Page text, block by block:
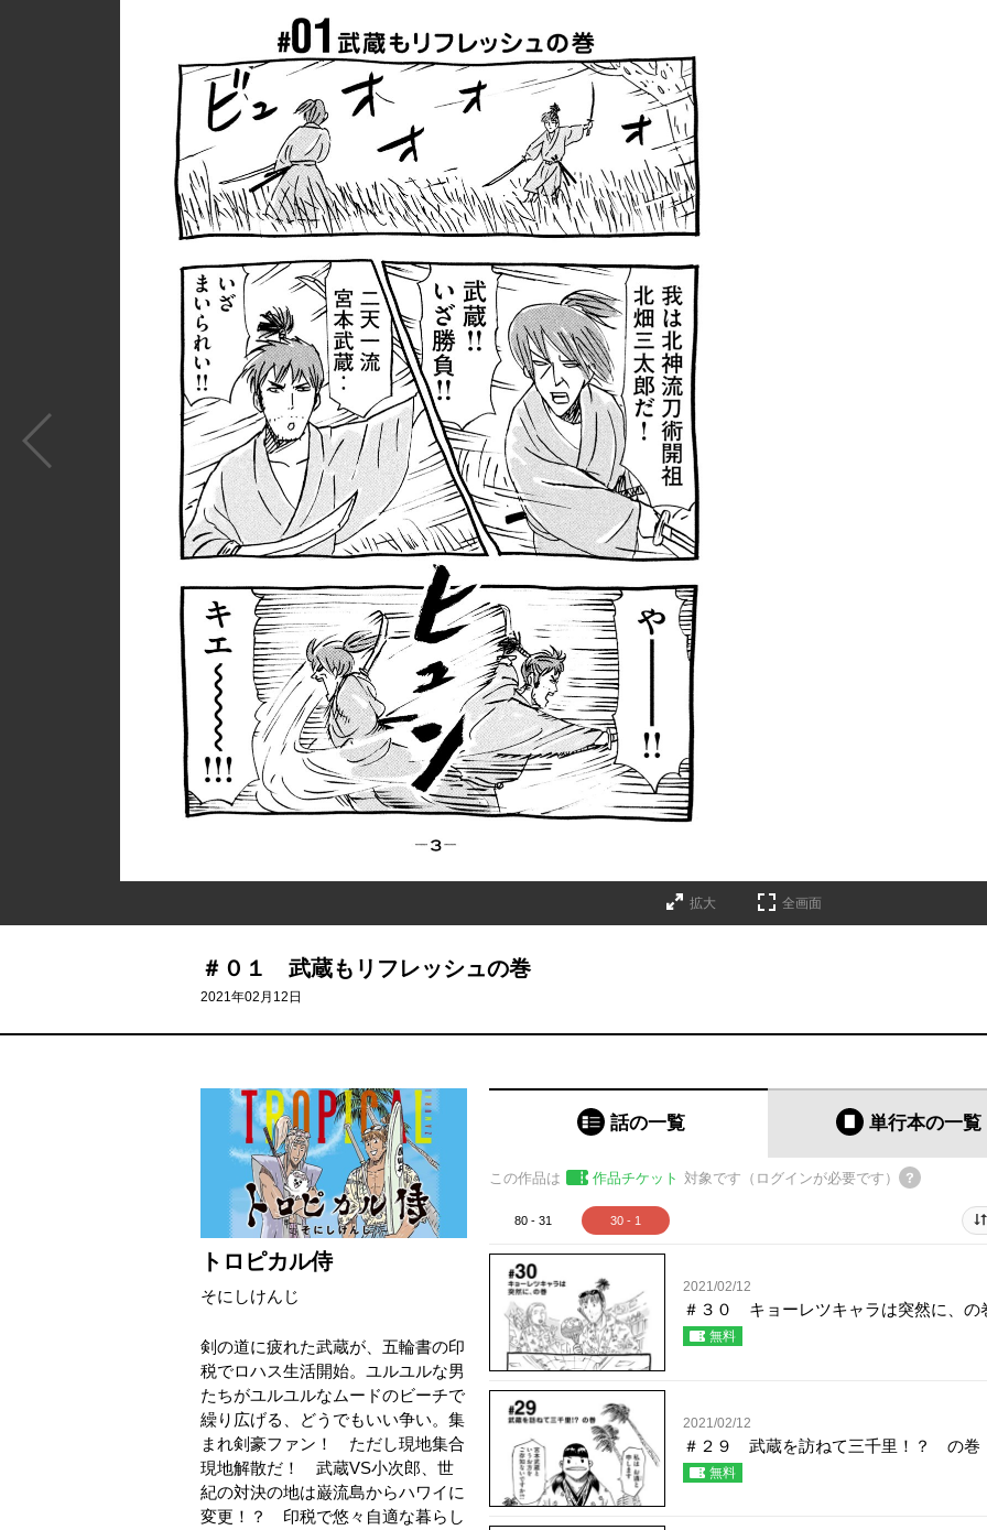
拡大 全画面
＃０１ 武蔵もリフレッシュの巻
2021年02月12日
トロピカル侍
そにしけんじ
剣の道に疲れた武蔵が、五輪書の印
税でロハス生活開始。ユルユルな男
たちがユルユルなムードのビーチで
繰り広げる、どうでもいい争い。集
まれ剣豪ファン！ ただし現地集合
現地解散だ！ 武蔵VS小次郎、世
紀の対決の地は巌流島からハワイに
変更！？ 印税で悠々自適な暮らし
話の一覧 単行本の一覧
この作品は 作品チケット 対象です（ログインが必要です）
80 - 31 30 - 1
2021/02/12
＃３０ キョーレツキャラは突然に、の
無料
2021/02/12
＃２９ 武蔵を訪ねて三千里！？ の巻
無料